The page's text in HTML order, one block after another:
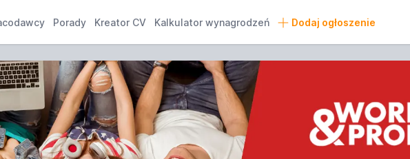
Porady Kreator CV Kalkulator wynagrodzeń Dodaj ogłoszenie